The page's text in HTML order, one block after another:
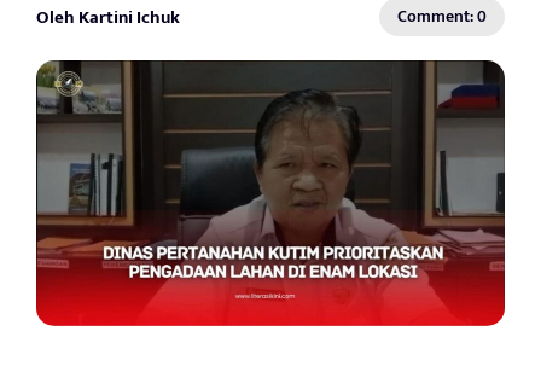
Oleh Kartini Ichuk Comment: 0